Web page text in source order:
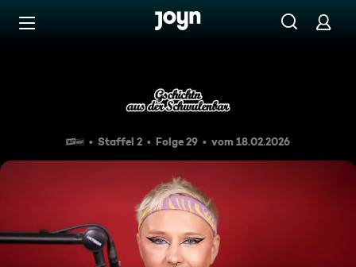
Zum Inhalt springen
Heisl Wixxer, Erbeershot &
Staffel 2 Folge 29 vom 18.02.2026